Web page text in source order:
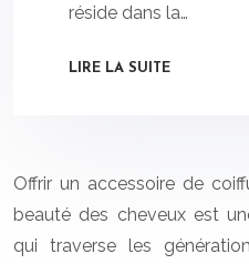
réside dans la…
LIRE LA SUITE
Offrir un accessoire de
beauté des cheveux est
qui traverse les